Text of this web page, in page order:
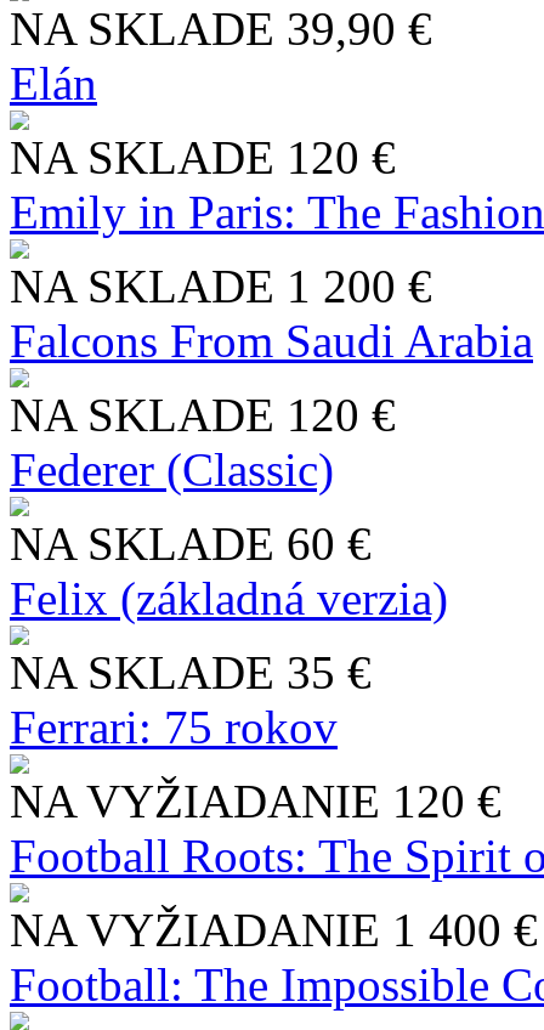
NA SKLADE 39,90 €
Elán
NA SKLADE 120 €
Emily in Paris: The
NA SKLADE 1 200 €
Falcons From Saudi Arabia
NA SKLADE 120 €
Federer (Classic)
NA SKLADE 60 €
Felix (základná verzia)
NA SKLADE 35 €
Ferrari: 75 rokov
NA VYŽIADANIE 120 €
Football Roots: The Spirit
NA VYŽIADANIE 1 400 €
Football: The Impossible